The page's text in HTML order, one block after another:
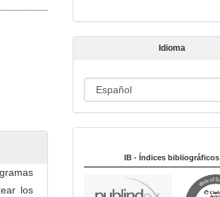
los
t
í
o
Idioma
d
m
IB - Índices bibliográficos